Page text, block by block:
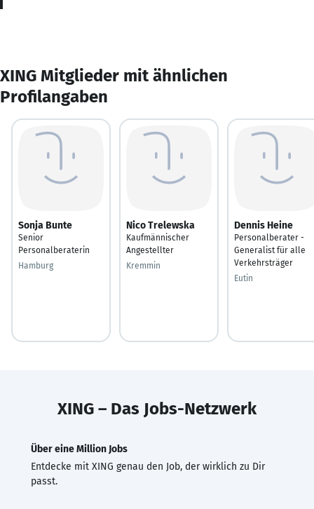
XING Mitglieder mit ähnlichen
Profilangaben
Sonja Bunte
Senior
Personalberaterin
Hamburg
Nico Trelewska
Kaufmännischer
Angestellter
Kremmin
Dennis Heine
Personalberater -
Generalist für alle
Verkehrsträger
Eutin
XING – Das Jobs-Netzwerk
Über eine Million Jobs
Entdecke mit XING genau den Job, der wirklich zu Dir
passt.